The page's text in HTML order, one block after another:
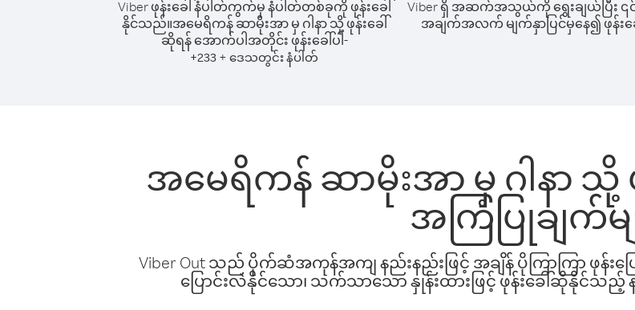
Viber ဖုန်းခေါ်နံပါတ်ကွက်မှ နံပါတ်တစ်ခုကို ဖုန်းခေါ်
နိုင်သည်။အမေရိကန် ဆာမိုးအာ မှ ဂါနာ သို့ ဖုန်းခေါ်
ဆိုရန် အောက်ပါအတိုင်း ဖုန်းခေါ်ပါ-
+233 + ဒေသတွင်း နံပါတ်
Viber ရှိ အဆက်အသွယ်ကို ရွေးချယ်ပြီး
အချက်အလက် မျက်နှာပြင်မှနေ၍ ဖုန်းခေ
အမေရိကန် ဆာမိုးအာ မှ ဂါနာ သို့
အကြံပြုချက်မျ
Viber Out သည် ပိုက်ဆံအကုန်အကျ နည်းနည်းဖြင့် အချိန် ပိုကြာကြာ ဖုန်
ပြောင်းလဲနိုင်သော၊ သက်သာသော နှုန်းထားဖြင့် ဖုန်းခေါ်ဆိုနိုင်သည့်